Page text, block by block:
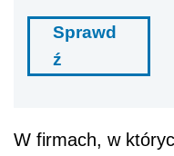
Sprawd
ź
W firmach, w